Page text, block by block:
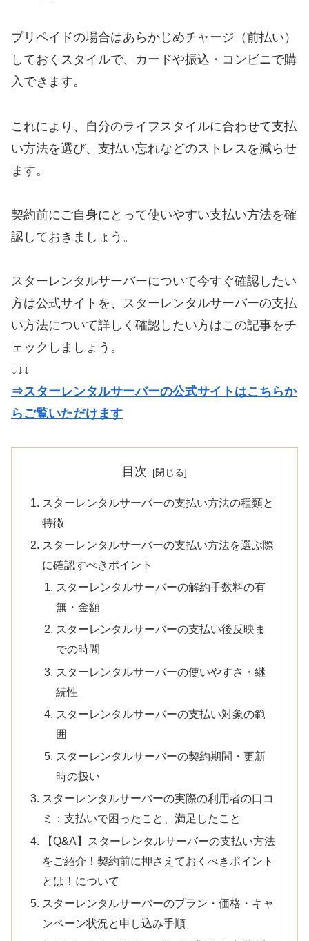
プリペイドの場合はあらかじめチャージ（前払い）
しておくスタイルで、カードや振込・コンビニで購
入できます。
これにより、自分のライフスタイルに合わせて支払
い方法を選び、支払い忘れなどのストレスを減らせ
ます。
契約前にご自身にとって使いやすい支払い方法を確
認しておきましょう。
スターレンタルサーバーについて今すぐ確認したい
方は公式サイトを、スターレンタルサーバーの支払
い方法について詳しく確認したい方はこの記事をチ
ェックしましょう。
↓↓↓
⇒スターレンタルサーバーの公式サイトはこちらか
らご覧いただけます
目次
スターレンタルサーバーの支払い方法の種類と
特徴
スターレンタルサーバーの支払い方法を選ぶ際
に確認すべきポイント
スターレンタルサーバーの解約手数料の有
無・金額
スターレンタルサーバーの支払い後反映ま
での時間
スターレンタルサーバーの使いやすさ・継
続性
スターレンタルサーバーの支払い対象の範
囲
スターレンタルサーバーの契約期間・更新
時の扱い
スターレンタルサーバーの実際の利用者の口コ
ミ：支払いで困ったこと、満足したこと
【Q&A】スターレンタルサーバーの支払い方法
をご紹介！契約前に押さえておくべきポイント
とは！について
スターレンタルサーバーのプラン・価格・キャ
ンペーン状況と申し込み手順